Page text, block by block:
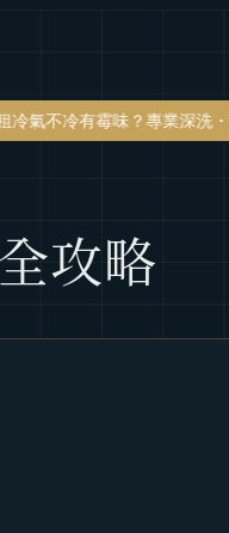
？專業深洗・免費估價網站
攻略